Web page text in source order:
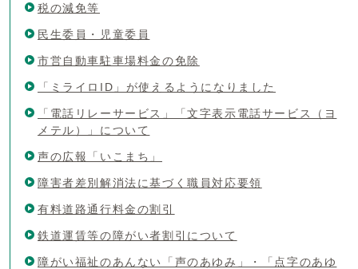
税の減免等
民生委員・児童委員
市営自動車駐車場料金の免除
「ミライロID」が使えるようになりました
「電話リレーサービス」「文字表示電話サービス（ヨ
メテル）」について
声の広報「いこまち」
障害者差別解消法に基づく職員対応要領
有料道路通行料金の割引
鉄道運賃等の障がい者割引について
障がい福祉のあんない「声のあゆみ」・「点字のあゆ